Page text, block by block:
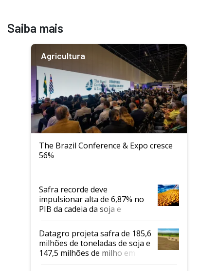
Saiba mais
Agricultura
The Brazil Conference & Expo cresce
56%
Safra recorde deve
impulsionar alta de 6,87% no
PIB da cadeia da soja e
biodiesel em 2026
Datagro projeta safra de 185,6
milhões de toneladas de soja e
147,5 milhões de milho em
2026/27